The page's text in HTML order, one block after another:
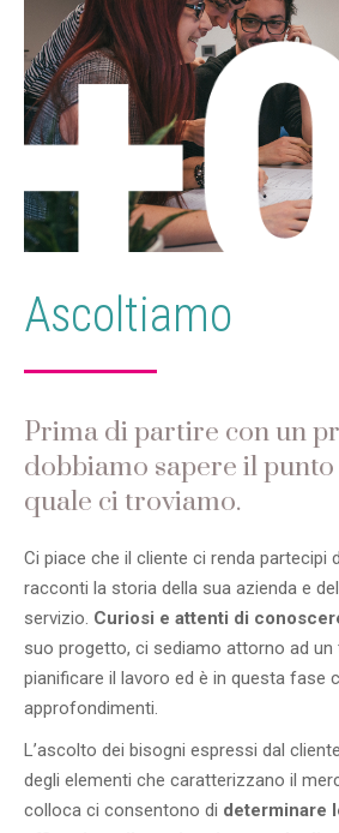
Ascoltiamo
Prima di partire con un
dobbiamo sapere il
quale ci troviamo.
Ci piace che il cliente ci renda partecipi
racconti la storia della sua azienda e
servizio. Curiosi e attenti di
suo progetto, ci sediamo attorno ad un
pianificare il lavoro ed è in questa fase
approfondimenti.
L’ascolto dei bisogni espressi dal
degli elementi che caratterizzano il
colloca ci consentono di determinare